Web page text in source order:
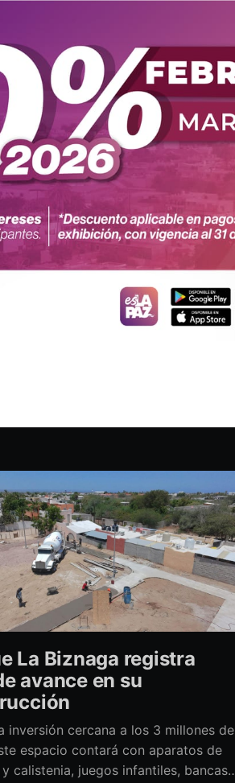
La Biznaga registra
avance en su
inversión cercana a los 3 millones de
espacio contará con aparatos de
calistenia, juegos infantiles, bancas,